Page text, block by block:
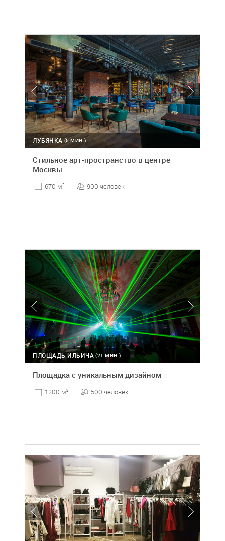
(5 МИН.)
ЛУБЯНКА
Стильное арт-пространство в центре
Москвы
670 м2 900 человек
(21 МИН.)
ПЛОЩАДЬ ИЛЬИЧА
Площадка с уникальным дизайном
1200 м2 500 человек